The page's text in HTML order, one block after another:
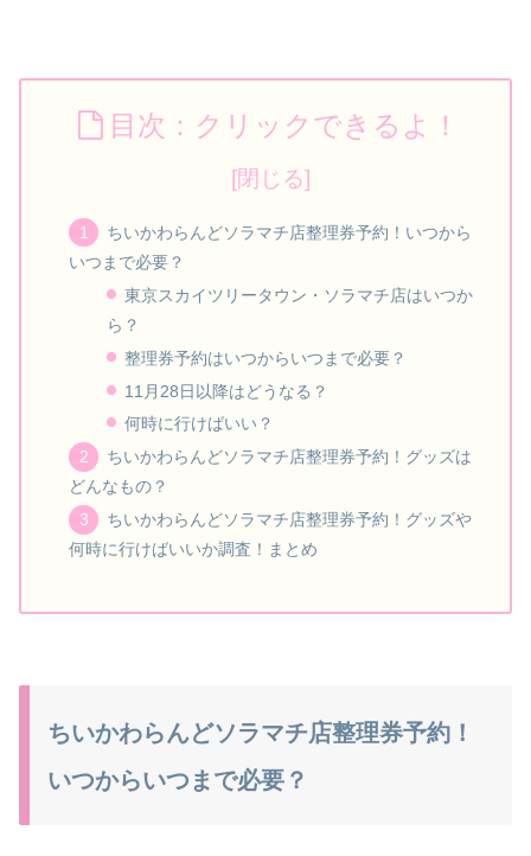
目次：クリックできるよ！
ちいかわらんどソラマチ店整理券予約！いつから
いつまで必要？
東京スカイツリータウン・ソラマチ店はいつか
ら？
整理券予約はいつからいつまで必要？
11月28日以降はどうなる？
何時に行けばいい？
ちいかわらんどソラマチ店整理券予約！グッズは
どんなもの？
ちいかわらんどソラマチ店整理券予約！グッズや
何時に行けばいいか調査！まとめ
ちいかわらんどソラマチ店整理券予約！
いつからいつまで必要？